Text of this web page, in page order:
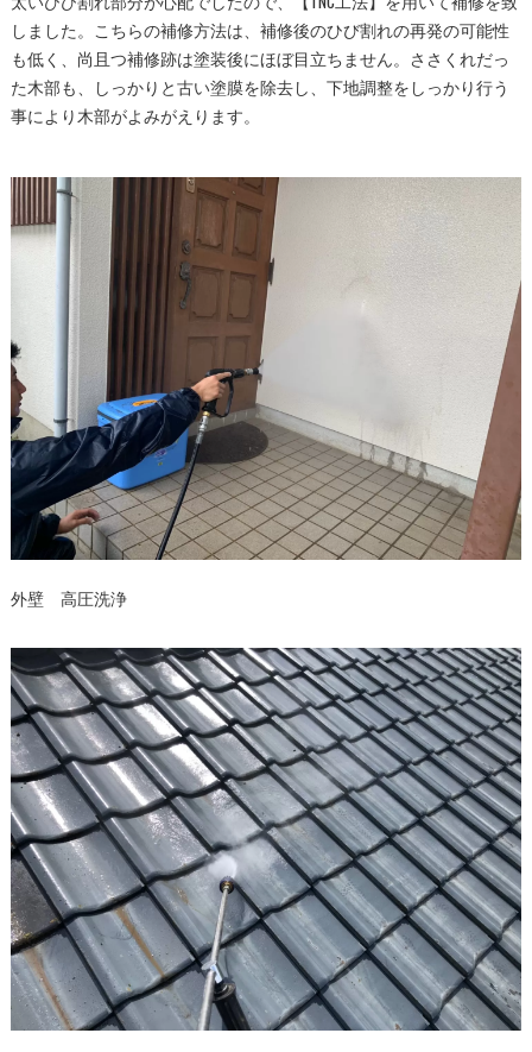
しました。こちらの補修方法は、補修後のひび割れの再発の可能性
も低く、尚且つ補修跡は塗装後にほぼ目立ちません。ささくれだっ
た木部も、しっかりと古い塗膜を除去し、下地調整をしっかり行う
事により木部がよみがえります。
外壁 高圧洗浄